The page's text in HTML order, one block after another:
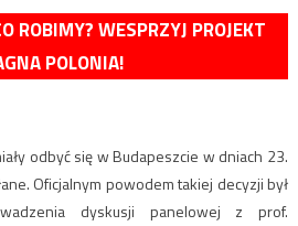
ROBIMY? WESPRZYJ PROJEKT
POLONIA!
odbyć się w Budapeszcie w dniach 23.
Oficjalnym powodem takiej decyzji był
dyskusji panelowej z prof.